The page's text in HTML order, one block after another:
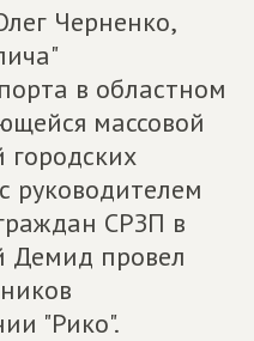
Черненко,
в областном
массовой
городских
руководителем
СРЗП в
Демид провел
"Рико".